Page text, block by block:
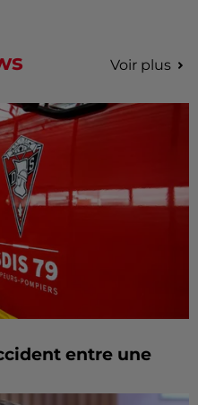
Voir plus
entre une